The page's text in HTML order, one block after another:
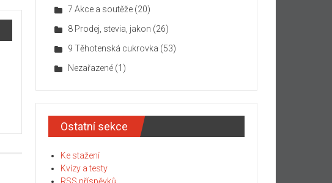
7 Akce a soutěže (20)
8 Prodej, stevia, jakon (26)
9 Těhotenská cukrovka (53)
Nezařazené (1)
Ostatní sekce
Ke stažení
Kvízy a testy
RSS příspěvků